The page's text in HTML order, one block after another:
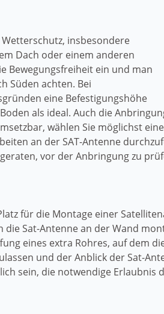
insbesondere
Dach oder einem anderen
Bewegungsfreiheit ein und man
Süden achten. Bei
eine Befestigungshöhe
als ideal. Auch die
wählen Sie möglichst
an der SAT-Antenne
vor der Anbringung zu
für die Montage einer
Sat-Antenne an der Wand
eines extra Rohres, auf dem
und der Anblick der Sat-
sein, die notwendige Erlaubnis